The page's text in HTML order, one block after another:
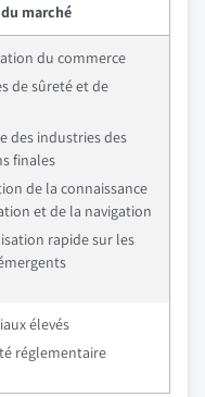
marché
du commerce
de sûreté et de
des industries des
finales
de la connaissance
et de la navigation
rapide sur les
élevés
réglementaire